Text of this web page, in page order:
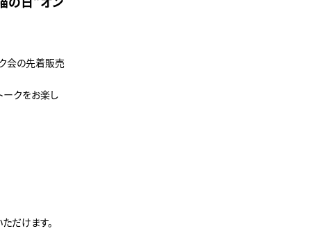
会の先着販売
ークをお楽し
だけます。